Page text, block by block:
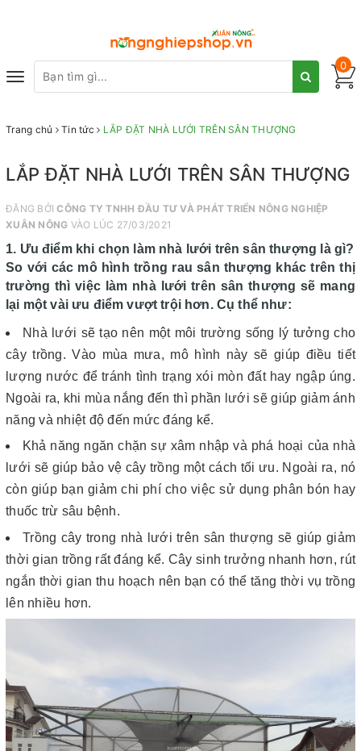
Toggle
0
Trang chủ Tin tức LẮP ĐẶT NHÀ LƯỚI TRÊN SÂN THƯỢNG
LẮP ĐẶT NHÀ LƯỚI TRÊN SÂN THƯỢNG
ĐĂNG BỞICÔNG TY TNHH ĐẦU TƯ VÀ PHÁT TRIỂN NÔNG NGHIỆP
XUÂN NÔNG VÀO LÚC 27/03/2021
1. Ưu điểm khi chọn làm nhà lưới trên sân thượng là gì?
So với các mô hình trồng rau sân thượng khác trên thị
trường thì việc làm nhà lưới trên sân thượng sẽ mang
lại một vài ưu điểm vượt trội hơn. Cụ thể như:
Nhà lưới sẽ tạo nên một môi trường sống lý tưởng cho
cây trồng. Vào mùa mưa, mô hình này sẽ giúp điều tiết
lượng nước để tránh tình trạng xói mòn đất hay ngập úng.
Ngoài ra, khi mùa nắng đến thì phần lưới sẽ giúp giảm ánh
năng và nhiệt độ đến mức đáng kể.
Khả năng ngăn chặn sự xâm nhập và phá hoại của nhà
lưới sẽ giúp bảo vệ cây trồng một cách tối ưu. Ngoài ra, nó
còn giúp bạn giảm chi phí cho việc sử dụng phân bón hay
thuốc trừ sâu bệnh.
Trồng cây trong nhà lưới trên sân thượng sẽ giúp giảm
thời gian trồng rất đáng kể. Cây sinh trưởng nhanh hơn, rút
ngắn thời gian thu hoạch nên bạn có thể tăng thời vụ trồng
lên nhiều hơn.